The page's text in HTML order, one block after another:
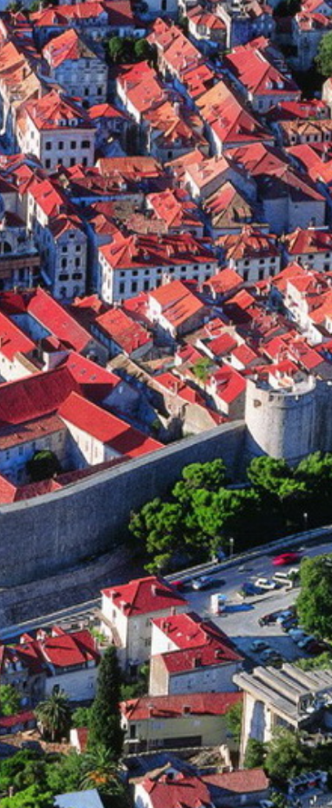
Italie
Malte
Norvège
Pays Baltes
Portugal et Madère
Royaume Uni
Turquie
Océanie
Australie
Nouvelle Zélande